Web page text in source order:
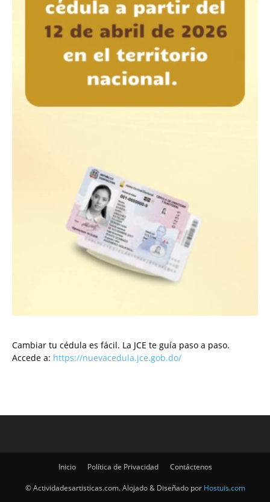
Cambiar tu cédula es fácil. La JCE te guía paso a paso.
Accede a: https://nuevacedula.jce.gob.do/
Inicio Política de Privacidad Contáctenos
© Actividadesartisticas.com. Alojado & Diseñado por Hostuis.com